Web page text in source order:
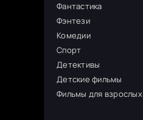
Фантастика
Фэнтези
Комедии
Спорт
Детективы
Детские фильмы
Фильмы для взрослых